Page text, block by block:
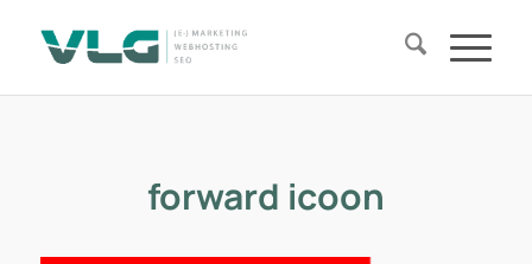
forward icoon